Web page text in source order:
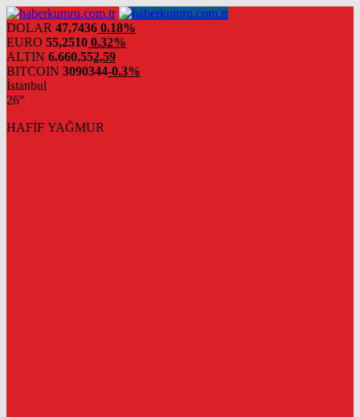
DOLAR 47,7436 0.18%
EURO 55,2510 0.32%
ALTIN 6.660,552,59
BITCOIN 3090344-0.3%
İstanbul
26°
HAFİF YAĞMUR